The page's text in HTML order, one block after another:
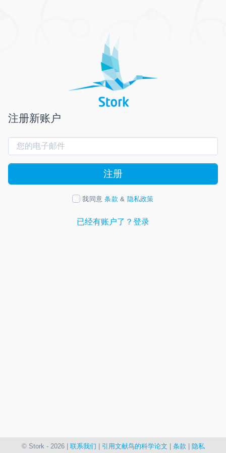
注册新账户
注册
我同意条款 & 隐私政策
已经有账户了？登录
© Stork - 2026 | 联系我们 引用文献鸟的科学论文 条款 隐私